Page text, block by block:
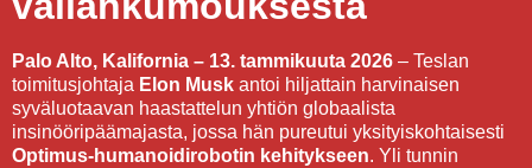
Palo Alto, Kalifornia – 13. tammikuuta 2026 – Teslan
toimitusjohtaja Elon Musk antoi hiljattain harvinaisen
syväluotaavan haastattelun yhtiön globaalista
insinööripäämajasta, jossa hän pureutui yksityiskohtaisesti
Optimus-humanoidirobotin kehitykseen. Yli tunnin